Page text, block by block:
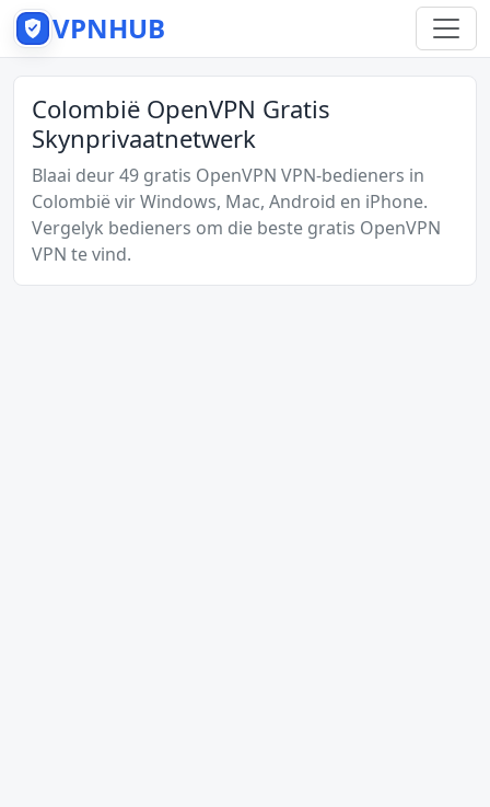
VPNHUB
Colombië OpenVPN Gratis
Skynprivaatnetwerk
Blaai deur 49 gratis OpenVPN VPN-bedieners in
Colombië vir Windows, Mac, Android en iPhone.
Vergelyk bedieners om die beste gratis OpenVPN
VPN te vind.